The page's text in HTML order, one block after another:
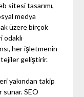
sitesi tasarımı,
medya
üzere birçok
odaklı
her işletmenin
geliştirir.
yakından takip
SEO